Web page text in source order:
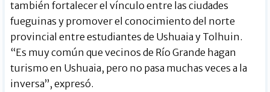
también fortalecer el vínculo entre las ciudades
fueguinas y promover el conocimiento del norte
provincial entre estudiantes de Ushuaia y Tolhuin.
“Es muy común que vecinos de Río Grande hagan
turismo en Ushuaia, pero no pasa muchas veces a la
inversa”, expresó.